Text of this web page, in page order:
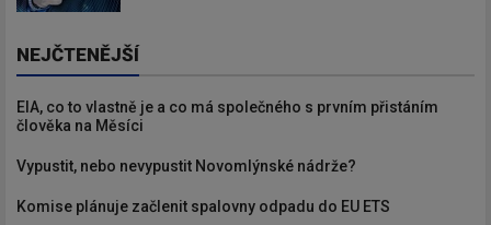
NEJČTENĚJŠÍ
EIA, co to vlastně je a co má společného s prvním přistáním
člověka na Měsíci
Vypustit, nebo nevypustit Novomlýnské nádrže?
Komise plánuje začlenit spalovny odpadu do EU ETS